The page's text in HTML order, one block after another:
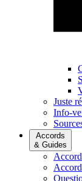
Juste
Info-
Accords
& Guides